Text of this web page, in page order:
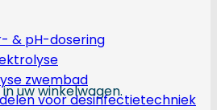
uw winkelwagen.
& pH-dosering
zwembad
voor desinfectietechniek